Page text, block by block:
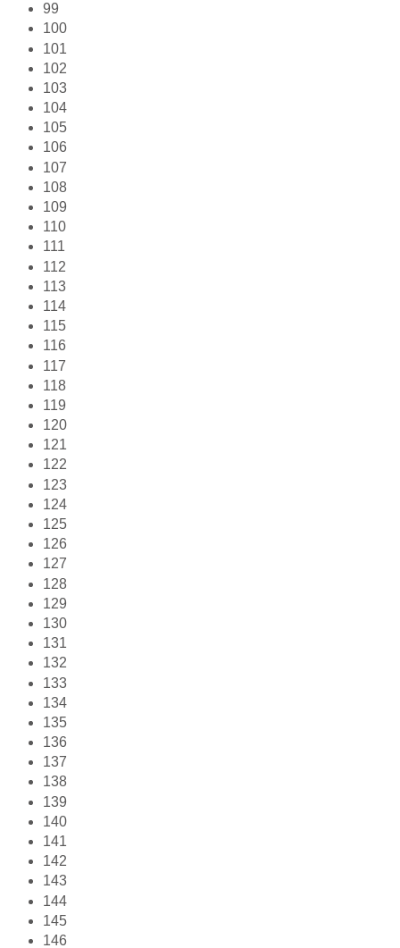
99
100
101
102
103
104
105
106
107
108
109
110
111
112
113
114
115
116
117
118
119
120
121
122
123
124
125
126
127
128
129
130
131
132
133
134
135
136
137
138
139
140
141
142
143
144
145
146